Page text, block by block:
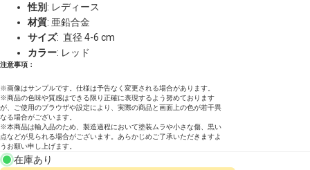
性別: レディース
材質: 亜鉛合金
サイズ: 直径 4-6 cm
カラー: レッド
注意事項：
※画像はサンプルです。仕様は予告なく変更される場合があります。
※商品の色味や質感はできる限り正確に表現するよう努めております
が、ご使用のブラウザや設定により、実際の商品と画面上の色が若干異
なる場合がございます。
※本商品は輸入品のため、製造過程において塗装ムラや小さな傷、黒い
点などが見られる場合がございます。あらかじめご了承いただきますよ
うお願い申し上げます。
在庫あり